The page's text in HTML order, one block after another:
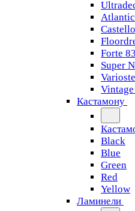
Forte
Super
Кастамону
Black
Blue
Green
Red
Yellow
Ламинели